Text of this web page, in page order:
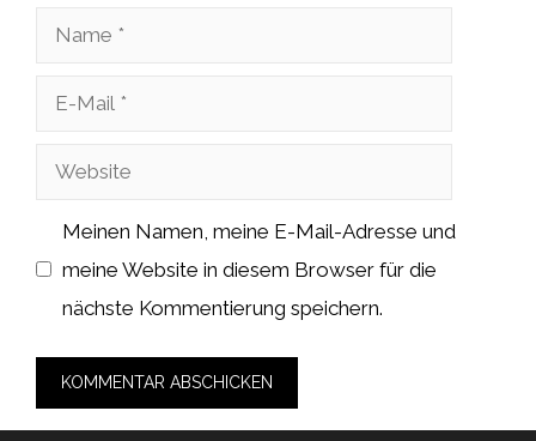
Name
Website
Meinen Namen, meine E-Mail-Adresse und
meine Website in diesem Browser für die
nächste Kommentierung speichern.